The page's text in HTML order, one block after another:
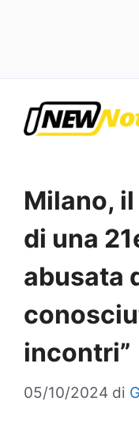
Milano,
di una
abusata
incontri”
05/10/2024 di